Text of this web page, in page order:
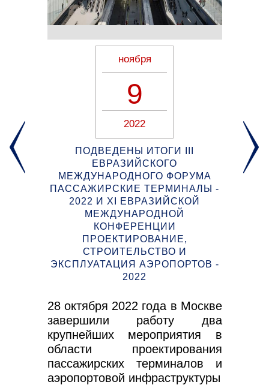
ноября
9
2022
ПОДВЕДЕНЫ ИТОГИ III
ЕВРАЗИЙСКОГО
МЕЖДУНАРОДНОГО ФОРУМА
ПАССАЖИРСКИЕ ТЕРМИНАЛЫ -
2022 И XI ЕВРАЗИЙСКОЙ
МЕЖДУНАРОДНОЙ
КОНФЕРЕНЦИИ
ПРОЕКТИРОВАНИЕ,
СТРОИТЕЛЬСТВО И
ЭКСПЛУАТАЦИЯ АЭРОПОРТОВ -
2022
28 октября 2022 года в Москве
завершили работу два
крупнейших мероприятия в
области проектирования
пассажирских терминалов и
аэропортовой инфраструктуры